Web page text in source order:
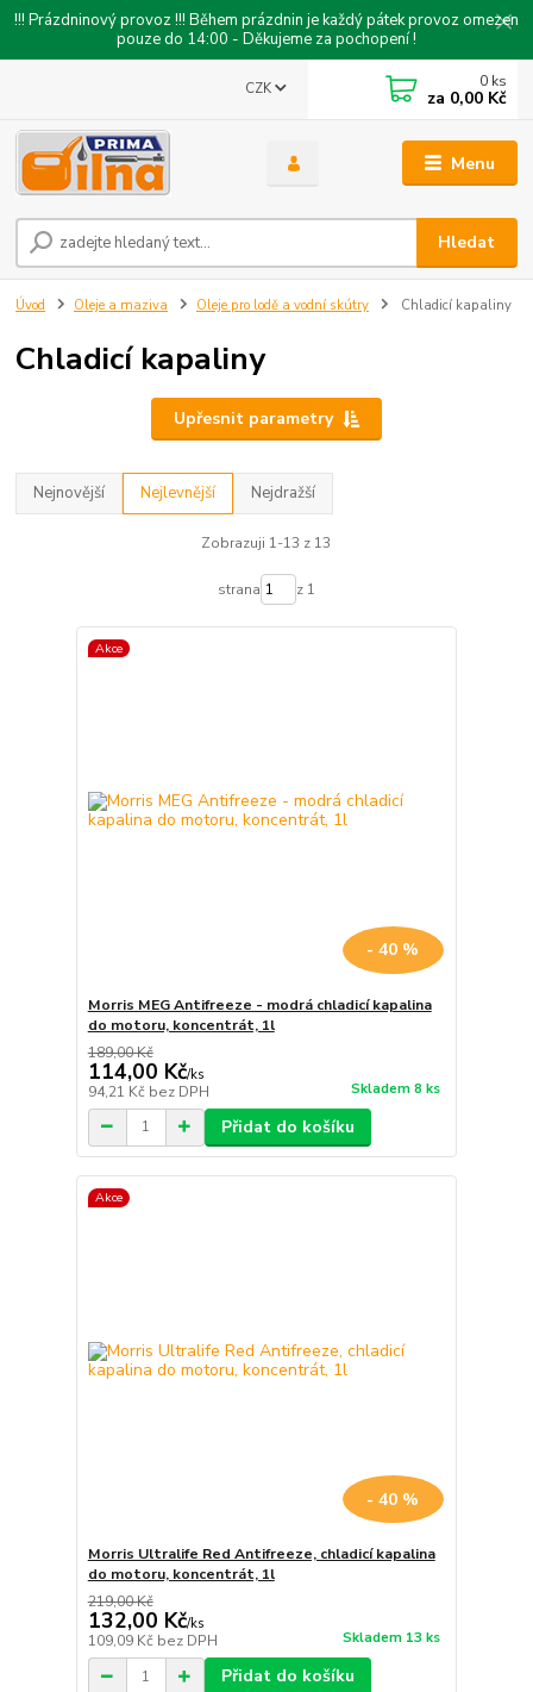
!!! Prázdninový provoz !!! Během prázdnin je každý pátek provoz omezen
pouze do 14:00 - Děkujeme za pochopení !
Menu
CZK
Hledat
0 ks
za 0,00 Kč
Úvod Oleje a maziva Oleje pro lodě a vodní skútry Chladicí kapaliny
Chladicí kapaliny
Upřesnit parametry
Nejnovější Nejlevnější Nejdražší
Zobrazuji 1-13 z 13
strana z 1
Akce
- 40 %
Morris MEG Antifreeze - modrá chladicí kapalina
do motoru, koncentrát, 1l
189,00 Kč
114,00 Kč/ks
94,21 Kč bez DPH Skladem 8 ks
Přidat do košíku
Akce
- 40 %
Morris Ultralife Red Antifreeze, chladicí kapalina
do motoru, koncentrát, 1l
219,00 Kč
132,00 Kč/ks
109,09 Kč bez DPH Skladem 13 ks
Přidat do košíku